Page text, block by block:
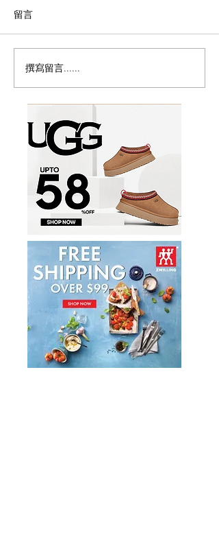
历史新低！Samsonite 新
秀丽 Winfield 2 全PC
20+28寸 黑色拉杆行李箱2
件套1.7折
留言
撰寫留言......